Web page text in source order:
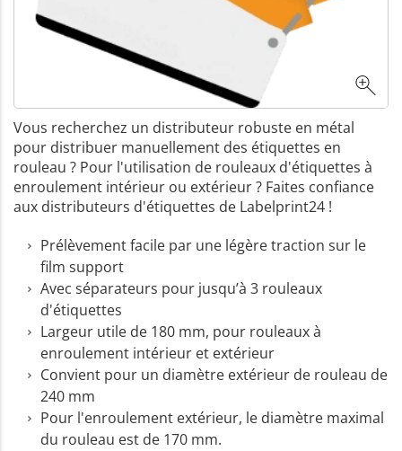
Vous recherchez un distributeur robuste en métal
pour distribuer manuellement des étiquettes en
rouleau ? Pour l'utilisation de rouleaux d'étiquettes à
enroulement intérieur ou extérieur ? Faites confiance
aux distributeurs d'étiquettes de Labelprint24 !
Prélèvement facile par une légère traction sur le
film support
Avec séparateurs pour jusqu’à 3 rouleaux
d'étiquettes
Largeur utile de 180 mm, pour rouleaux à
enroulement intérieur et extérieur
Convient pour un diamètre extérieur de rouleau de
240 mm
Pour l'enroulement extérieur, le diamètre maximal
du rouleau est de 170 mm.